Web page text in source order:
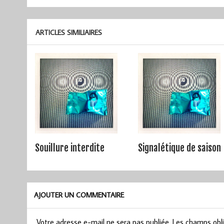
ARTICLES SIMILIAIRES
Souillure interdite Signalétique de saison
AJOUTER UN COMMENTAIRE